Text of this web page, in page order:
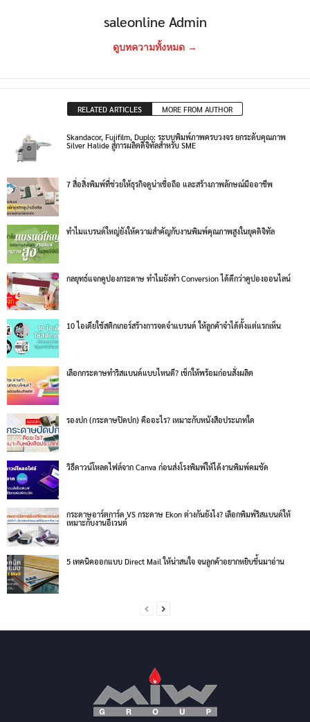
saleonline Admin
ดูบทความทั้งหมด →
RELATED ARTICLES MORE FROM AUTHOR
Skandacor, Fujifilm, Duplo: ระบบพิมพ์ภาพครบวงจร ยกระดับคุณภาพ
Silver Halide สู่การผลิตดิจิทัลสำหรับ SME
7 สื่อสิ่งพิมพ์ที่ช่วยให้ธุรกิจดูน่าเชื่อถือ และสร้างภาพลักษณ์มืออาชีพ
ทำไมแบรนด์ใหญ่ยังให้ความสำคัญกับงานพิมพ์คุณภาพสูงในยุคดิจิทัล
กลยุทธ์แจกคูปองกระดาษ ทำไมยังทำ Conversion ได้ดีกว่าคูปองออนไลน์
10 ไอเดียใช้สติกเกอร์สร้างการจดจำแบรนด์ ให้ลูกค้าจำได้ตั้งแต่แรกเห็น
เลือกกระดาษทำริสแบนด์แบบไหนดี? เช็กให้พร้อมก่อนสั่งผลิต
รองปก (กระดาษปิดปก) คืออะไร? เหมาะกับหนังสือประเภทใด
วิธีดาวน์โหลดไฟล์จาก Canva ก่อนส่งโรงพิมพ์ให้ได้งานพิมพ์คมชัด
กระดาษอาร์ตการ์ด VS กระดาษ Ekon ต่างกันยังไง? เลือกพิมพ์ริสแบนด์ให้
เหมาะกับงานอีเวนต์
5 เทคนิคออกแบบ Direct Mail ให้น่าสนใจ จนลูกค้าอยากหยิบขึ้นมาอ่าน